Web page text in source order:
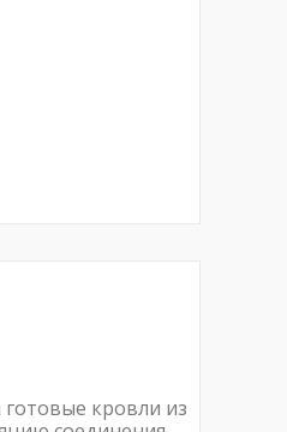
готовые кровли из